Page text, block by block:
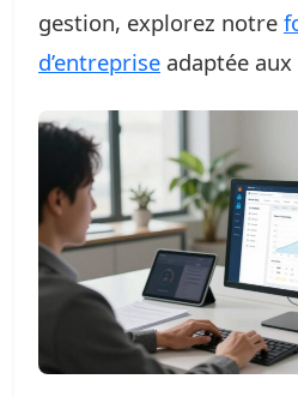
gestion, explorez notre
d’entreprise adaptée